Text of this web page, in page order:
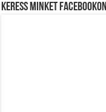
Keress minket Facebookon